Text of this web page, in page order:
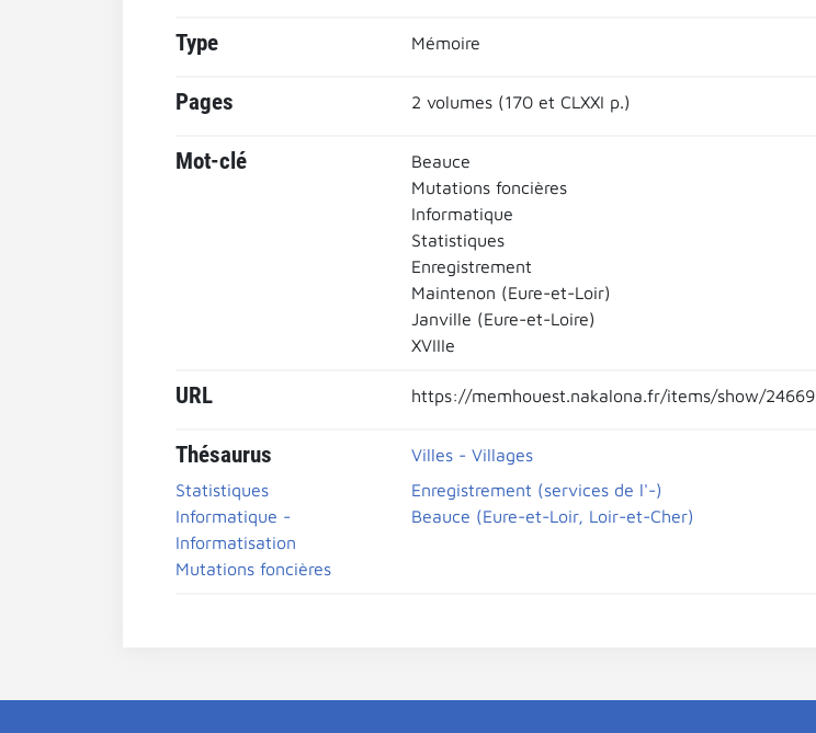
Type Mémoire
Pages 2 volumes (170 et CLXXI p.)
Mot-clé
Beauce
Mutations foncières
Informatique
Statistiques
Enregistrement
Maintenon (Eure-et-Loir)
Janville (Eure-et-Loire)
XVIIIe
URL https://memhouest.nakalona.fr/items/show/24669
Thésaurus
Villes - Villages
Statistiques
Enregistrement (services de l'-)
Informatique -
Informatisation
Beauce (Eure-et-Loir, Loir-et-Cher)
Mutations foncières